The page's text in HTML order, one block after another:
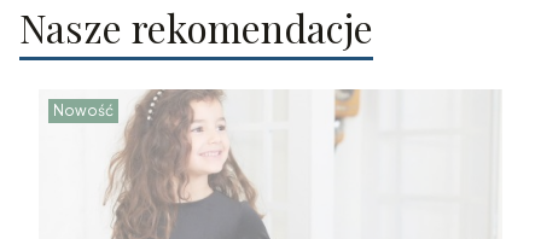
Nasze rekomendacje
Nowość